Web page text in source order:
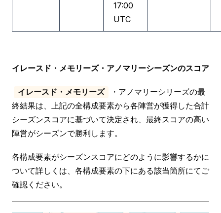
17:00
UTC
イレースド・メモリーズ・アノマリーシーズンのスコア
イレースド・メモリーズ
・アノマリーシリーズの最
終結果は、上記の全構成要素から各陣営が獲得した合計
シーズンスコアに基づいて決定され、最終スコアの高い
陣営がシーズンで勝利します。
各構成要素がシーズンスコアにどのように影響するかに
ついて詳しくは、各構成要素の下にある該当箇所にてご
確認ください。